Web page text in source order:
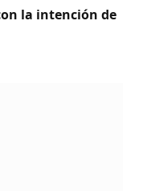
la intención de